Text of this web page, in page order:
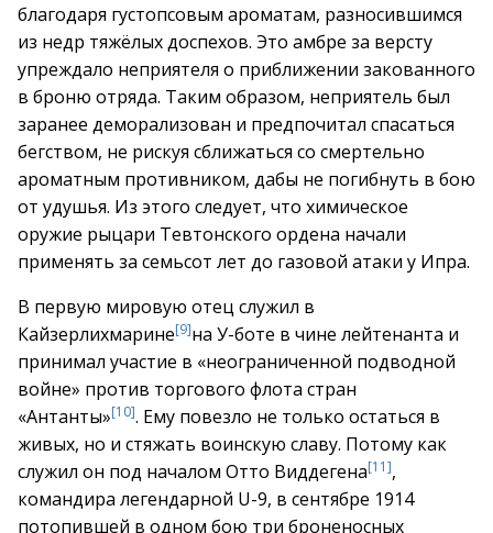
благодаря густопсовым ароматам, разносившимся
из недр тяжёлых доспехов. Это амбре за версту
упреждало неприятеля о приближении закованного
в броню отряда. Таким образом, неприятель был
заранее деморализован и предпочитал спасаться
бегством, не рискуя сближаться со смертельно
ароматным противником, дабы не погибнуть в бою
от удушья. Из этого следует, что химическое
оружие рыцари Тевтонского ордена начали
применять за семьсот лет до газовой атаки у Ипра.
В первую мировую отец служил в
Кайзерлихмарине[9]на У-боте в чине лейтенанта и
принимал участие в «неограниченной подводной
войне» против торгового флота стран
«Антанты»[10]. Ему повезло не только остаться в
живых, но и стяжать воинскую славу. Потому как
служил он под началом Отто Виддегена[11],
командира легендарной U-9, в сентябре 1914
потопившей в одном бою три броненосных